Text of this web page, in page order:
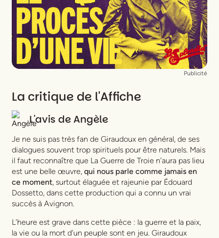
Publicité
La critique de l'Affiche
L'avis deAngèle
Je ne suis pas très fan de Giraudoux en général, de ses
dialogues souvent trop spirituels pour être naturels. Mais
il faut reconnaître que La Guerre de Troie n’aura pas lieu
est une belle œuvre, qui nous parle comme jamais en
ce moment, surtout élaguée et rajeunie par Édouard
Dossetto, dans cette production qui a connu un vrai
succès à Avignon.
L’heure est grave dans cette pièce : la guerre et la paix,
la vie ou la mort d’un peuple sont en jeu. Giraudoux